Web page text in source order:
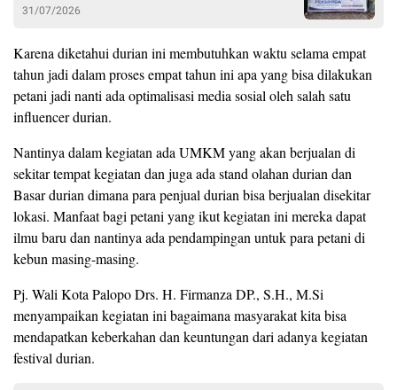
31/07/2026
Karena diketahui durian ini membutuhkan waktu selama empat
tahun jadi dalam proses empat tahun ini apa yang bisa dilakukan
petani jadi nanti ada optimalisasi media sosial oleh salah satu
influencer durian.
Nantinya dalam kegiatan ada UMKM yang akan berjualan di
sekitar tempat kegiatan dan juga ada stand olahan durian dan
Basar durian dimana para penjual durian bisa berjualan disekitar
lokasi. Manfaat bagi petani yang ikut kegiatan ini mereka dapat
ilmu baru dan nantinya ada pendampingan untuk para petani di
kebun masing-masing.
Pj. Wali Kota Palopo Drs. H. Firmanza DP., S.H., M.Si
menyampaikan kegiatan ini bagaimana masyarakat kita bisa
mendapatkan keberkahan dan keuntungan dari adanya kegiatan
festival durian.